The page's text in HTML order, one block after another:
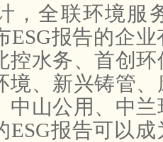
，全联环境服
ESG报告的企
控水务、首创
境、新兴铸管
中山公用、中
ESG报告可以